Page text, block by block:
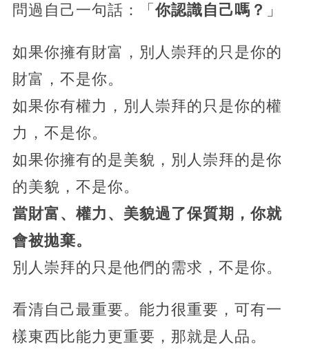
問過自己一句話：「你認識自己嗎？ 」
如果你擁有財富，別人崇拜的只是你的
財富，不是你。
如果你有權力，別人崇拜的只是你的權
力，不是你。
如果你擁有的是美貌，別人崇拜的是你
的美貌，不是你。
當財富、權力、美貌過了保質期，你就
會被拋棄。
別人崇拜的只是他們的需求，不是你。
看清自己最重要。能力很重要，可有一
樣東西比能力更重要，那就是人品。